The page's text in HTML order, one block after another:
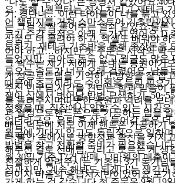
기, 경단녀… 이런 타이틀이 나를 묶고 있
는 그걸 살짝 풀어주는 열쇠 같았죠.물론
상품도 더 올려야 하고, 엑셀도 배워야 하
어야 하고…하지만 첫 주문은 시작의 박
그 박수는 제가 저에게 보내는 응원이기
게 성공로드맵을 기억하고,방향을 잘 잡
주신 민군님,시간을 견디는 힘과 믿음이
를 들려주시며따뜻한 응원과 격려를 보
과 열정으로핸드폰으로 가공하는 법을
배님,덕분에 저도 이제 핸드폰 가공하기
다.불안 속에서도 방향성과 확신을 가지
해주신 길로 선배님,그리고 모르는 게 생
친절하게 알려주시는 기초반 3기 동기님
터이자 마음의 응급처치반이었어요.포기
요. 올해 1월부터는 정신 차리고 재테크
어 챌린지를 거쳐 스마스트어 기초반까
쿠기 수강 목적은 아래 두가지 였어요.1)
보하기- 재테크 기초반을 통해 종잣돈을
들었지만, 모아둔 돈도 없고 월급도 많은
모으는 속도가 너무 오래 걸렸어요. 남들
때문에 조금이라도 수입원을 늘릴 필요
쟁이 삶에서 벗어날 방법 모색하기-
정했을 때, 직장에서 일할 수 있는 시간은
없더라구요. 은퇴 후 삶과 들어갈 돈은
월급에 기대지 않고도 독립적으로 일하
방법을 찾고 전환할 준비가 필요했습니
월 30일 기준 17건 판매, 13만원의 매출
성과지만, '계속 해봐도 되겠다'는 생각과